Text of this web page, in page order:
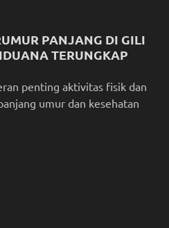
PANJANG DI GILI
TERUNGKAP
penting aktivitas fisik dan
umur dan kesehatan